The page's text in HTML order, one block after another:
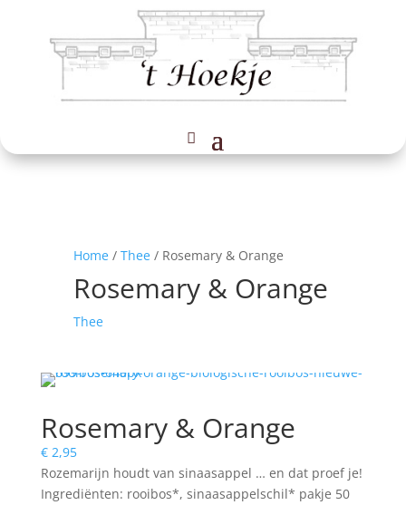
Home/ Thee/ Rosemary & Orange
Rosemary & Orange
Thee
Rosemary & Orange
€2,95
Rozemarijn houdt van sinaasappel … en dat proef je!
Ingrediënten: rooibos*, sinaasappelschil* pakje 50